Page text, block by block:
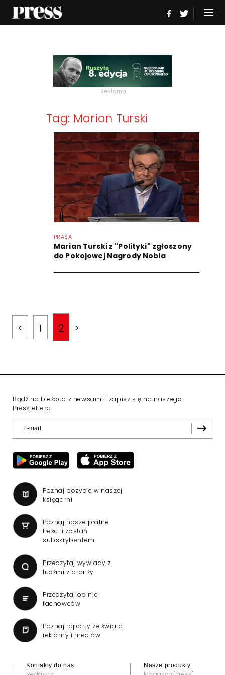
Reklama
Tag: Marian Turski
PRASA
Marian Turski z "Polityki" zgłoszony
do Pokojowej Nagrody Nobla
< 1 2 >
Bądź na bieżaco z newsami i zapisz się na naszego
Presslettera
Poznaj pozycje w naszej
księgarni
Poznaj nasze płatne
treści i zostań
subskrybentem
Przeczytaj wywiady z
ludźmi z branży
Przeczytaj opinie
fachowców
Poznaj raporty ze świata
reklamy i mediów
Kontakty do nas Nasze produkty: